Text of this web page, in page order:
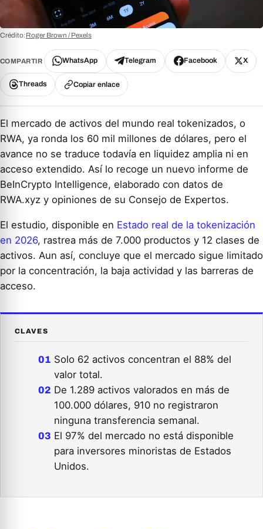
Crédito:Roger Brown / Pexels
COMPARTIR WhatsApp Telegram Facebook X
Threads Copiar enlace
El mercado de activos del mundo real tokenizados, o
RWA, ya ronda los 60 mil millones de dólares, pero el
avance no se traduce todavía en liquidez amplia ni en
acceso extendido. Así lo recoge un nuevo informe de
BeInCrypto Intelligence, elaborado con datos de
RWA.xyz y opiniones de su Consejo de Expertos.
El estudio, disponible en Estado real de la tokenización
en 2026, rastrea más de 7.000 productos y 12 clases de
activos. Aun así, concluye que el mercado sigue limitado
por la concentración, la baja actividad y las barreras de
acceso.
CLAVES
Solo 62 activos concentran el 88% del
valor total.
De 1.289 activos valorados en más de
100.000 dólares, 910 no registraron
ninguna transferencia semanal.
El 97% del mercado no está disponible
para inversores minoristas de Estados
Unidos.